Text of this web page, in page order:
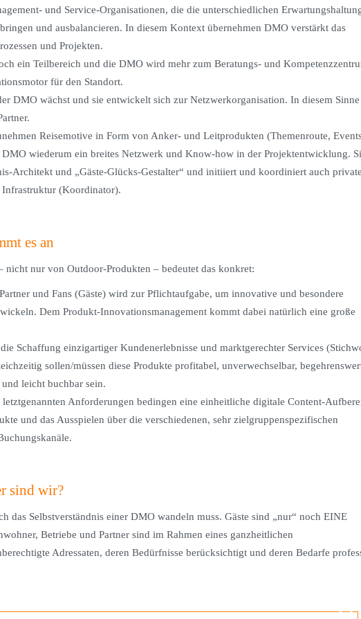
und Service-Organisationen, die die unterschiedlichen
und ausbalancieren. In diesem Kontext übernehmen DMO verstärkt das
und Projekten.
ein Teilbereich und die DMO wird mehr zum Beratungs- und
für den Standort.
DMO wächst und sie entwickelt sich zur Netzwerkorganisation. In diesem Sinne
Reisemotive in Form von Anker- und Leitprodukten (Themenroute,
wiederum ein breites Netzwerk und Know-how in der Projektentwicklung.
Architekt und „Gäste-Glücks-Gestalter“ und initiiert und koordiniert auch private
(Koordinator).
es an
nicht nur von Outdoor-Produkten – bedeutet das konkret:
und Fans (Gäste) wird zur Pflichtaufgabe, um innovative und besondere
Dem Produkt-Innovationsmanagement kommt dabei natürlich eine große
Schaffung einzigartiger Kundenerlebnisse und marktgerechter Services
sollen/müssen diese Produkte profitabel, unverwechselbar,
leicht buchbar sein.
letztgenannten Anforderungen bedingen eine einheitliche digitale Content-
und das Ausspielen über die verschiedenen, sehr zielgruppenspezifischen
sind wir?
das Selbstverständnis einer DMO wandeln muss. Gäste sind „nur“ noch EINE
Betriebe und Partner sind im Rahmen eines ganzheitlichen
Adressaten, deren Bedürfnisse berücksichtigt und deren Bedarfe